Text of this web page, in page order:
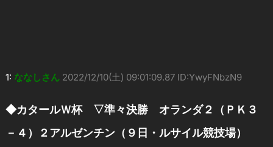
1: ななしさん 2022/12/10(土) 09:01:09.87 ID:YwyFNbzN9
◆カタールＷ杯 ▽準々決勝 オランダ２（ＰＫ３
－４）２アルゼンチン（９日・ルサイル競技場）